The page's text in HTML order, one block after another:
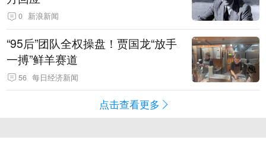
0 新浪新闻
“95后”团队全权操盘！贾国龙“放手
一搏”鲜羊赛道
56 每日经济新闻
点击查看更多